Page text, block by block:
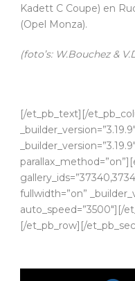
Kadett C Coupe) en
(Opel Monza).
(foto’s: W.Bouchez &
[/et_pb_text][/
fullwidth=”on”
auto_speed=”3500″][/
[/et_pb_row][/